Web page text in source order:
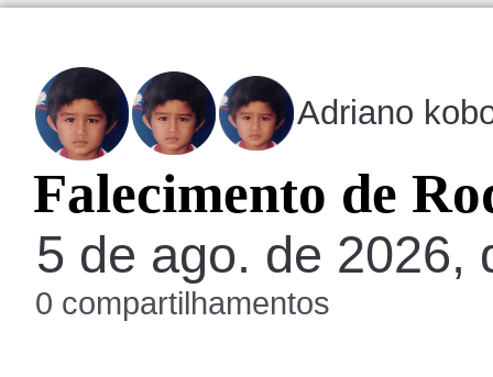
Adriano
Falecimento de
5 de ago. de 2026,
0 compartilhamentos